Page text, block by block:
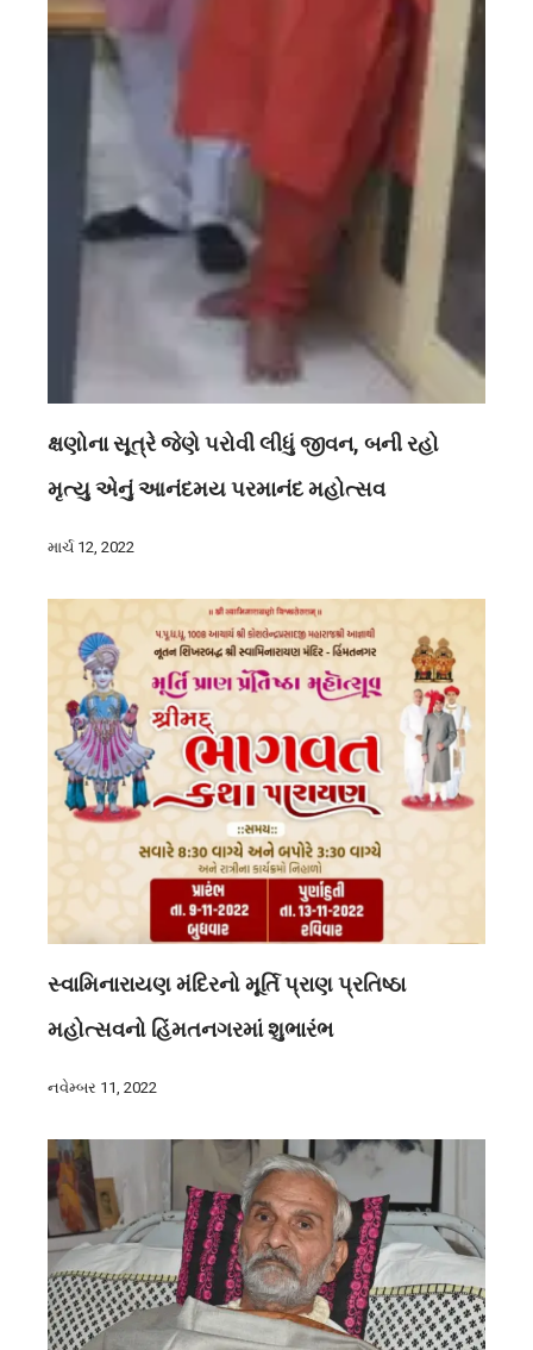
ક્ષણોના સૂત્રે જેણે પરોવી લીધું જીવન, બની રહો
મૃત્યુ એનું આનંદમય પરમાનંદ મહોત્સવ
માર્ચ 12, 2022
સ્વામિનારાયણ મંદિરનો મૂર્તિ પ્રાણ પ્રતિષ્ઠા
મહોત્સવનો હિંમતનગરમાં શુભારંભ
નવેમ્બર 11, 2022